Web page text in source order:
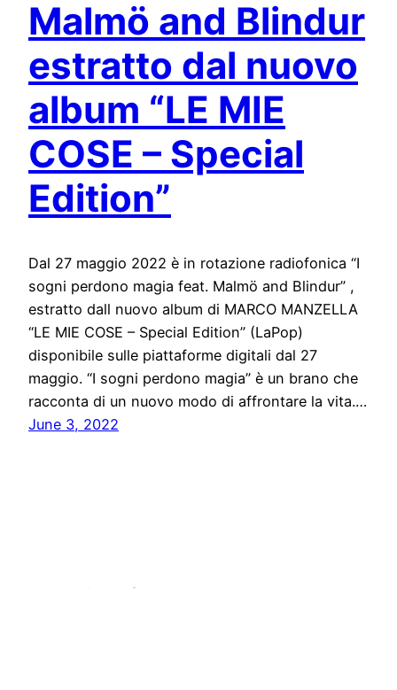
Malmö and Blindur
estratto dal nuovo
album “LE MIE
COSE – Special
Edition”
Dal 27 maggio 2022 è in rotazione radiofonica “I
sogni perdono magia feat. Malmö and Blindur” ,
estratto dall nuovo album di MARCO MANZELLA
“LE MIE COSE – Special Edition” (LaPop)
disponibile sulle piattaforme digitali dal 27
maggio. “I sogni perdono magia” è un brano che
racconta di un nuovo modo di affrontare la vita.…
June 3, 2022
Stampa libera, free news e press communication